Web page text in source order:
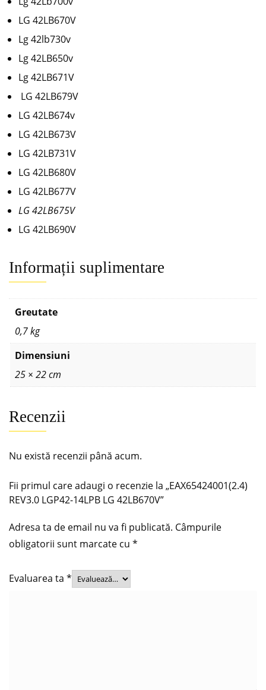
LG 42LB670V
Lg 42lb730v
Lg 42LB650v
Lg 42LB671V
LG 42LB679V
LG 42LB674v
LG 42LB673V
LG 42LB731V
LG 42LB680V
LG 42LB677V
LG 42LB675V
LG 42LB690V
Informații suplimentare
Greutate
0,7 kg
Dimensiuni
25 × 22 cm
Recenzii
Nu există recenzii până acum.
Fii primul care adaugi o recenzie la „EAX65424001(2.4)
REV3.0 LGP42-14LPB LG 42LB670V”
Adresa ta de email nu va fi publicată. Câmpurile
obligatorii sunt marcate cu *
Evaluarea ta *